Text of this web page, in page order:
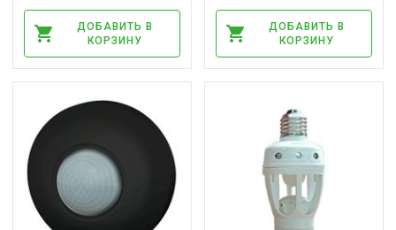
дистанционного
управления, белый
ДОБАВИТЬ В
КОРЗИНУ
ДОБАВИТЬ В
КОРЗИНУ